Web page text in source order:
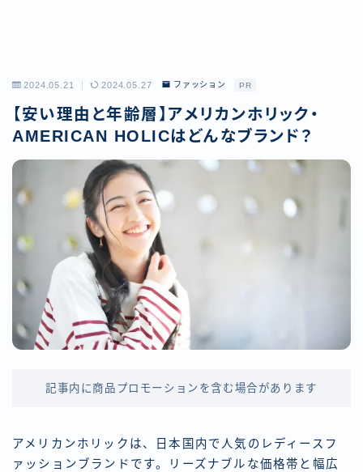
2024.05.21 2024.05.27 ファッション PR
【安い理由と年齢層】アメリカンホリック・
AMERICAN HOLICはどんなブランド？
記事内に商品プロモーションを含む場合があります
アメリカンホリックは、日本国内で人気のレディースフ
ァッションブランドです。リーズナブルな価格帯と幅広